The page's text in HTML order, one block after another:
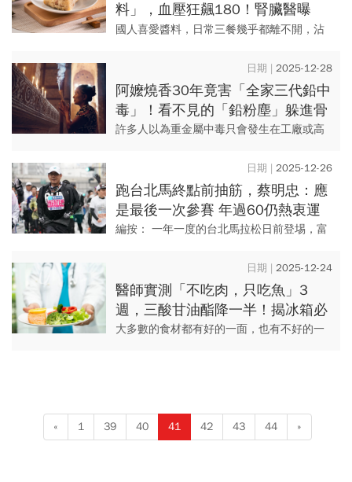
料」，血壓狂飆180！腎臟醫曝
「5大傷腎醬料」：第2名幾乎天天
國人喜愛醬料，日常三餐幾乎都離不開，沾
對於慢性腎衰竭的病友來說，這些醬料是把
病情推向洗腎室的關鍵。根據...
2025-12-28
阿嬤燒香30年竟害「全家三代鉛中
毒」！看不見的「鉛粉塵」躲進骨
頭：嬤貧血、孫過動，更增失智風
許多人以為重金屬中毒只會發生在工廠或高
在最熟悉的生活場景中。亞大醫院腹膜透析
室主任、腎臟科醫師林軒任，...
2025-12-26
跑台北馬終點前抽筋，蔡明忠：應
是最後一次參賽 年過60仍熱衷運
動，那些跑步教蔡明忠的事
編按： 一年一度的台北馬拉松日前登埸，富
著69歲的年紀，順利完成半馬賽事。只是，
蔡明忠在賽程的最後...
2025-12-24
醫師實測「不吃肉，只吃魚」3
週，三酸甘油酯降一半！揭冰箱必
備「2大零負評食物」：降血壓還
大多數的食材都有好的一面，也有不好的一
« 1 39 40 41 42 43 44 »